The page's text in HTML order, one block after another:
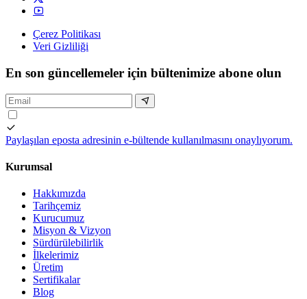
Çerez Politikası
Veri Gizliliği
En son güncellemeler için bültenimize abone olun
Paylaşılan eposta adresinin e-bültende kullanılmasını onaylıyorum.
Kurumsal
Hakkımızda
Tarihçemiz
Kurucumuz
Misyon & Vizyon
Sürdürülebilirlik
İlkelerimiz
Üretim
Sertifikalar
Blog